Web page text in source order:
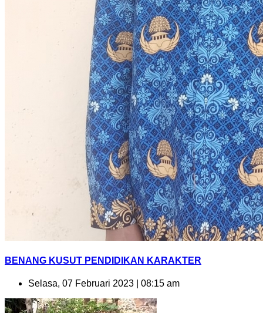
BENANG KUSUT PENDIDIKAN KARAKTER
Selasa, 07 Februari 2023 | 08:15 am